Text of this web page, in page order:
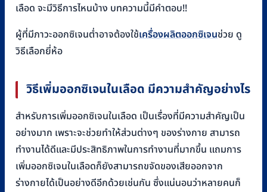
เลือด จะมีวิธีการไหนบ้าง บทความนี้มีคำตอบ!!
ผู้ที่มีภาวะออกซิเจนต่ำอาจต้องใช้เครื่องผลิตออกซิเจนช่วย ดู
วิธีเลือกยี่ห้อ
วิธีเพิ่มออกซิเจนในเลือด มีความสำคัญอย่างไร
สำหรับการเพิ่มออกซิเจนในเลือด เป็นเรื่องที่มีความสำคัญเป็น
อย่างมาก เพราะจะช่วยทำให้ส่วนต่างๆ ของร่างกาย สามารถ
ทำงานได้ดีและมีประสิทธิภาพในการทำงานที่มากขึ้น แถมการ
เพิ่มออกซิเจนในเลือดก็ยังสามารถขจัดของเสียออกจาก
ร่างกายได้เป็นอย่างดีอีกด้วยเช่นกัน ซึ่งแน่นอนว่าหลายคนก็